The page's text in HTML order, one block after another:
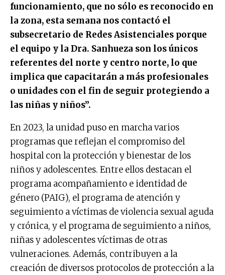
funcionamiento, que no sólo es reconocido en
la zona, esta semana nos contactó el
subsecretario de Redes Asistenciales porque
el equipo y la Dra. Sanhueza son los únicos
referentes del norte y centro norte, lo que
implica que capacitarán a más profesionales
o unidades con el fin de seguir protegiendo a
las niñas y niños”.
En 2023, la unidad puso en marcha varios
programas que reflejan el compromiso del
hospital con la protección y bienestar de los
niños y adolescentes. Entre ellos destacan el
programa acompañamiento e identidad de
género (PAIG), el programa de atención y
seguimiento a víctimas de violencia sexual aguda
y crónica, y el programa de seguimiento a niños,
niñas y adolescentes víctimas de otras
vulneraciones. Además, contribuyen a la
creación de diversos protocolos de protección a la